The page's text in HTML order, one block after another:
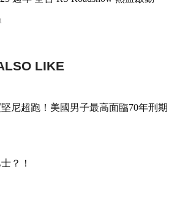
LIKE
尼超跑！美國男子最高面臨70年刑期
？！